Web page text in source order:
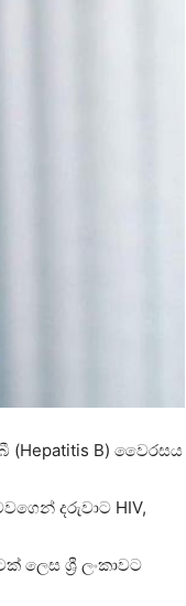
(Hepatitis B) වෛරසය
දරුවාට HIV,
ලෙස ශ්‍රී ලංකාවට